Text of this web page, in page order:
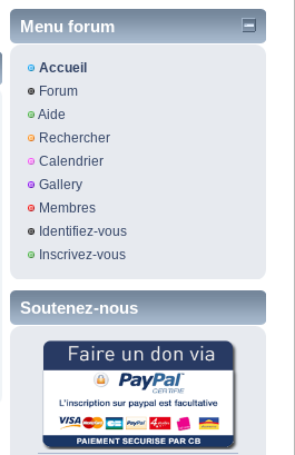
Menu forum
Accueil
Forum
Aide
Rechercher
Calendrier
Gallery
Membres
Identifiez-vous
Inscrivez-vous
Soutenez-nous